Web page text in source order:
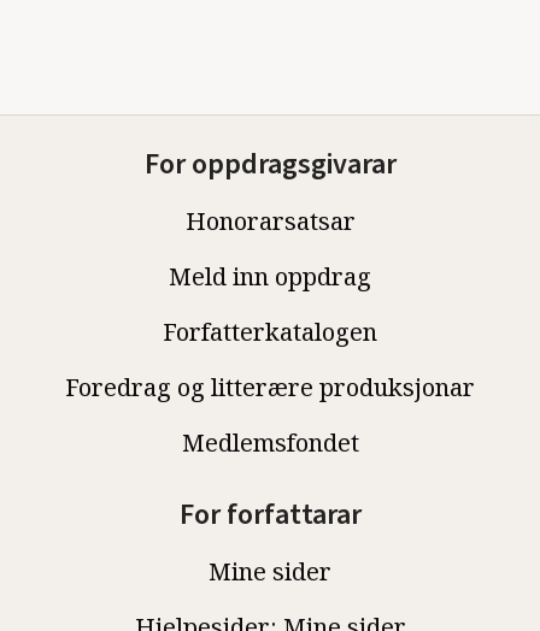
For oppdragsgivarar
Honorarsatsar
Meld inn oppdrag
Forfatterkatalogen
Foredrag og litterære produksjonar
Medlemsfondet
For forfattarar
Mine sider